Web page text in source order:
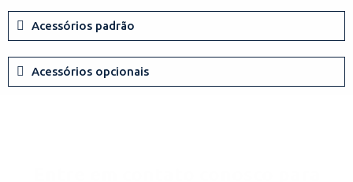
Acessórios padrão
Acessórios opcionais